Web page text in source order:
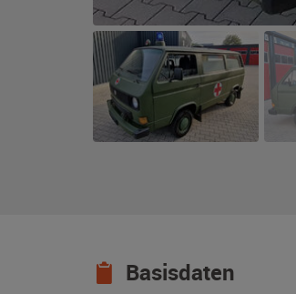
Basisdaten